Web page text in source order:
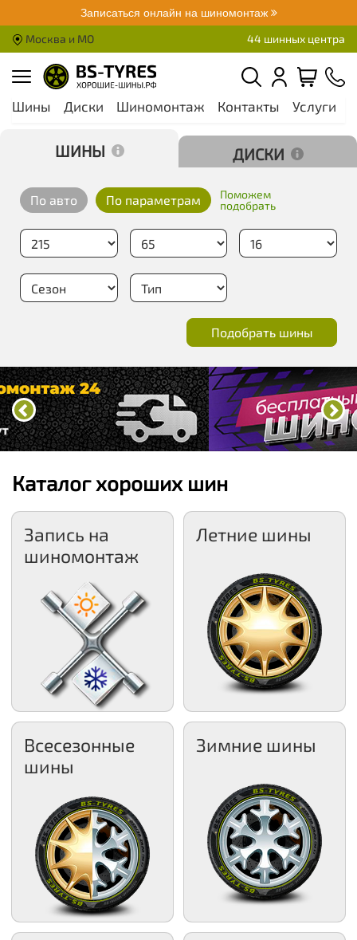
Записаться онлайн на шиномонтаж
Москва и МО 44 шинных центра
Шины Диски Шиномонтаж Контакты Услуги
Шины Диски
По авто По параметрам
Поможем
подобрать
Подобрать шины
Каталог хороших шин
Запись на
шиномонтаж
Летние шины
Всесезонные
шины
Зимние шины